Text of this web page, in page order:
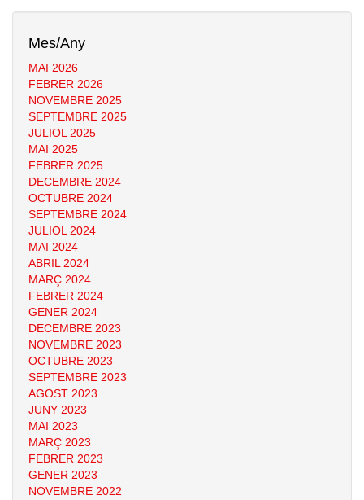
Mes/Any
MAI 2026
FEBRER 2026
NOVEMBRE 2025
SEPTEMBRE 2025
JULIOL 2025
MAI 2025
FEBRER 2025
DECEMBRE 2024
OCTUBRE 2024
SEPTEMBRE 2024
JULIOL 2024
MAI 2024
ABRIL 2024
MARÇ 2024
FEBRER 2024
GENER 2024
DECEMBRE 2023
NOVEMBRE 2023
OCTUBRE 2023
SEPTEMBRE 2023
AGOST 2023
JUNY 2023
MAI 2023
MARÇ 2023
FEBRER 2023
GENER 2023
NOVEMBRE 2022